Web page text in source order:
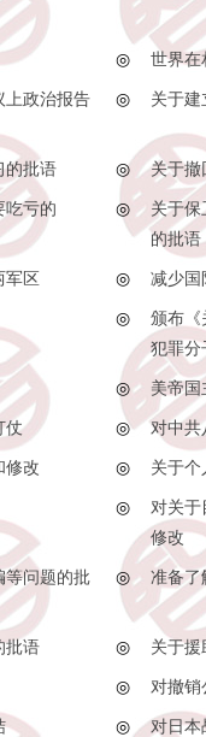
◎ 世界在
上政治报告
◎ 关于建
的批语 ◎ 关于撤
吃亏的 ◎
关于
的批语
军区 ◎ 减少国
◎
颁布《
犯罪分
◎ 美帝国
仗 ◎ 对中共
修改 ◎ 关于个
◎
对关
修改
等问题的批
◎ 准备了
批语 ◎ 关于援
◎ 对撤销
◎ 对日本